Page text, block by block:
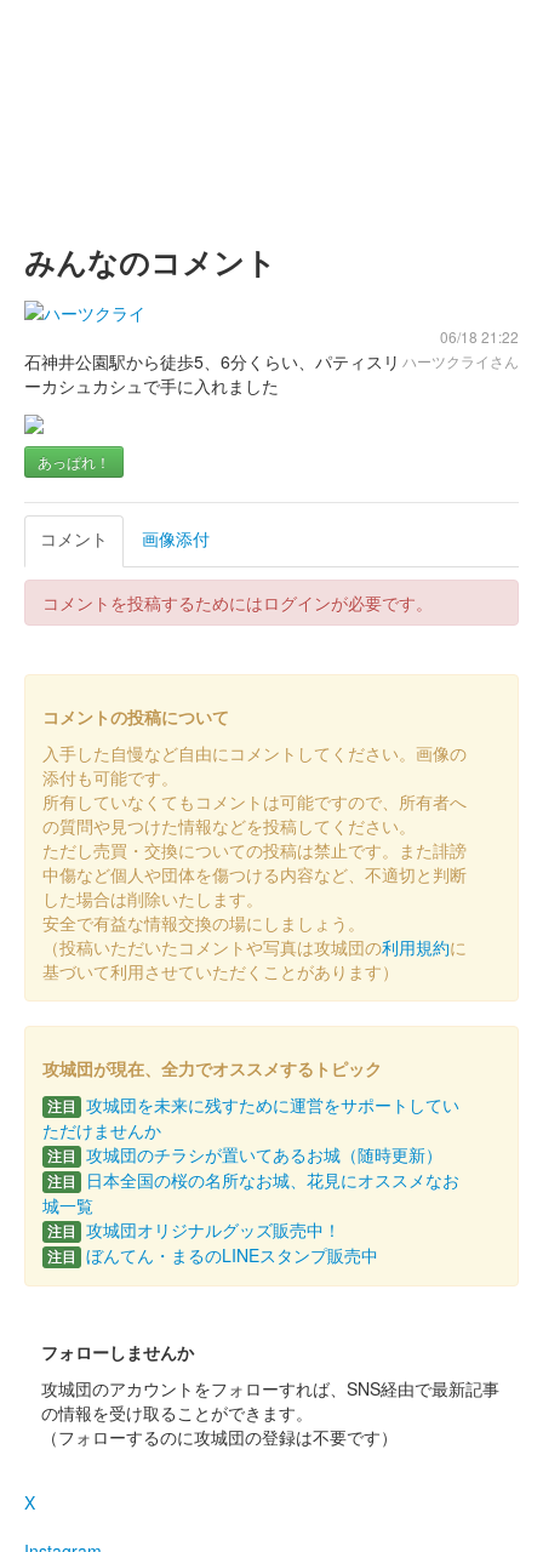
みんなのコメント
06/18 21:22
ハーツクライさん
石神井公園駅から徒歩5、6分くらい、パティスリ
ーカシュカシュで手に入れました
あっぱれ！
コメント 画像添付
コメントを投稿するためにはログインが必要です。
コメントの投稿について
入手した自慢など自由にコメントしてください。画像の
添付も可能です。
所有していなくてもコメントは可能ですので、所有者へ
の質問や見つけた情報などを投稿してください。
ただし売買・交換についての投稿は禁止です。また誹謗
中傷など個人や団体を傷つける内容など、不適切と判断
した場合は削除いたします。
安全で有益な情報交換の場にしましょう。
（投稿いただいたコメントや写真は攻城団の利用規約に
基づいて利用させていただくことがあります）
攻城団が現在、全力でオススメするトピック
注目 攻城団を未来に残すために運営をサポートしてい
ただけませんか
注目 攻城団のチラシが置いてあるお城（随時更新）
注目
日本全国の桜の名所なお城、花見にオススメなお
城一覧
注目 攻城団オリジナルグッズ販売中！
注目 ぼんてん・まるのLINEスタンプ販売中
フォローしませんか
攻城団のアカウントをフォローすれば、SNS経由で最新記事
の情報を受け取ることができます。
（フォローするのに攻城団の登録は不要です）
X